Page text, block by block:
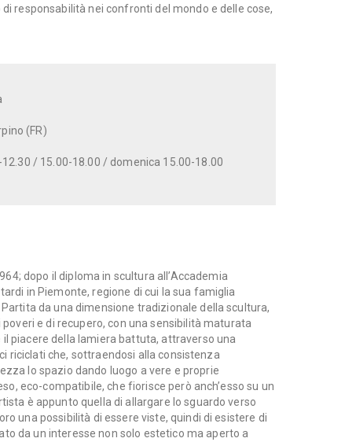
responsabilità nei confronti del mondo e delle cose,
(FR)
/ 15.00-18.00 / domenica 15.00-18.00
dopo il diploma in scultura all’Accademia
in Piemonte, regione di cui la sua famiglia
da una dimensione tradizionale della scultura,
e di recupero, con una sensibilità maturata
piacere della lamiera battuta, attraverso una
riciclati che, sottraendosi alla consistenza
lo spazio dando luogo a vere e proprie
eco-compatibile, che fiorisce però anch’esso su un
è appunto quella di allargare lo sguardo verso
una possibilità di essere viste, quindi di esistere di
da un interesse non solo estetico ma aperto a